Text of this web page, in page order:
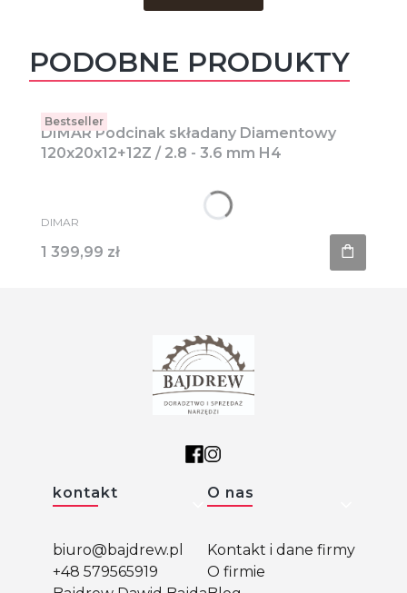
PODOBNE PRODUKTY
Bestseller
DIMAR Podcinak składany Diamentowy
120x20x12+12Z / 2.8 - 3.6 mm H4
PRODUCENT
DIMAR
Cena
1 399,99 zł
Linki w stopce
kontakt
biuro@bajdrew.pl
+48 579565919
O nas
Kontakt i dane firmy
O firmie